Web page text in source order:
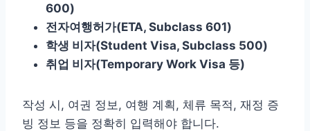
600)
전자여행허가(ETA, Subclass 601)
학생 비자(Student Visa, Subclass 500)
취업 비자(Temporary Work Visa 등)
작성 시, 여권 정보, 여행 계획, 체류 목적, 재정 증
빙 정보 등을 정확히 입력해야 합니다.